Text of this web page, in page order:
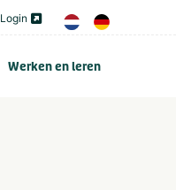
Login
Werken en leren